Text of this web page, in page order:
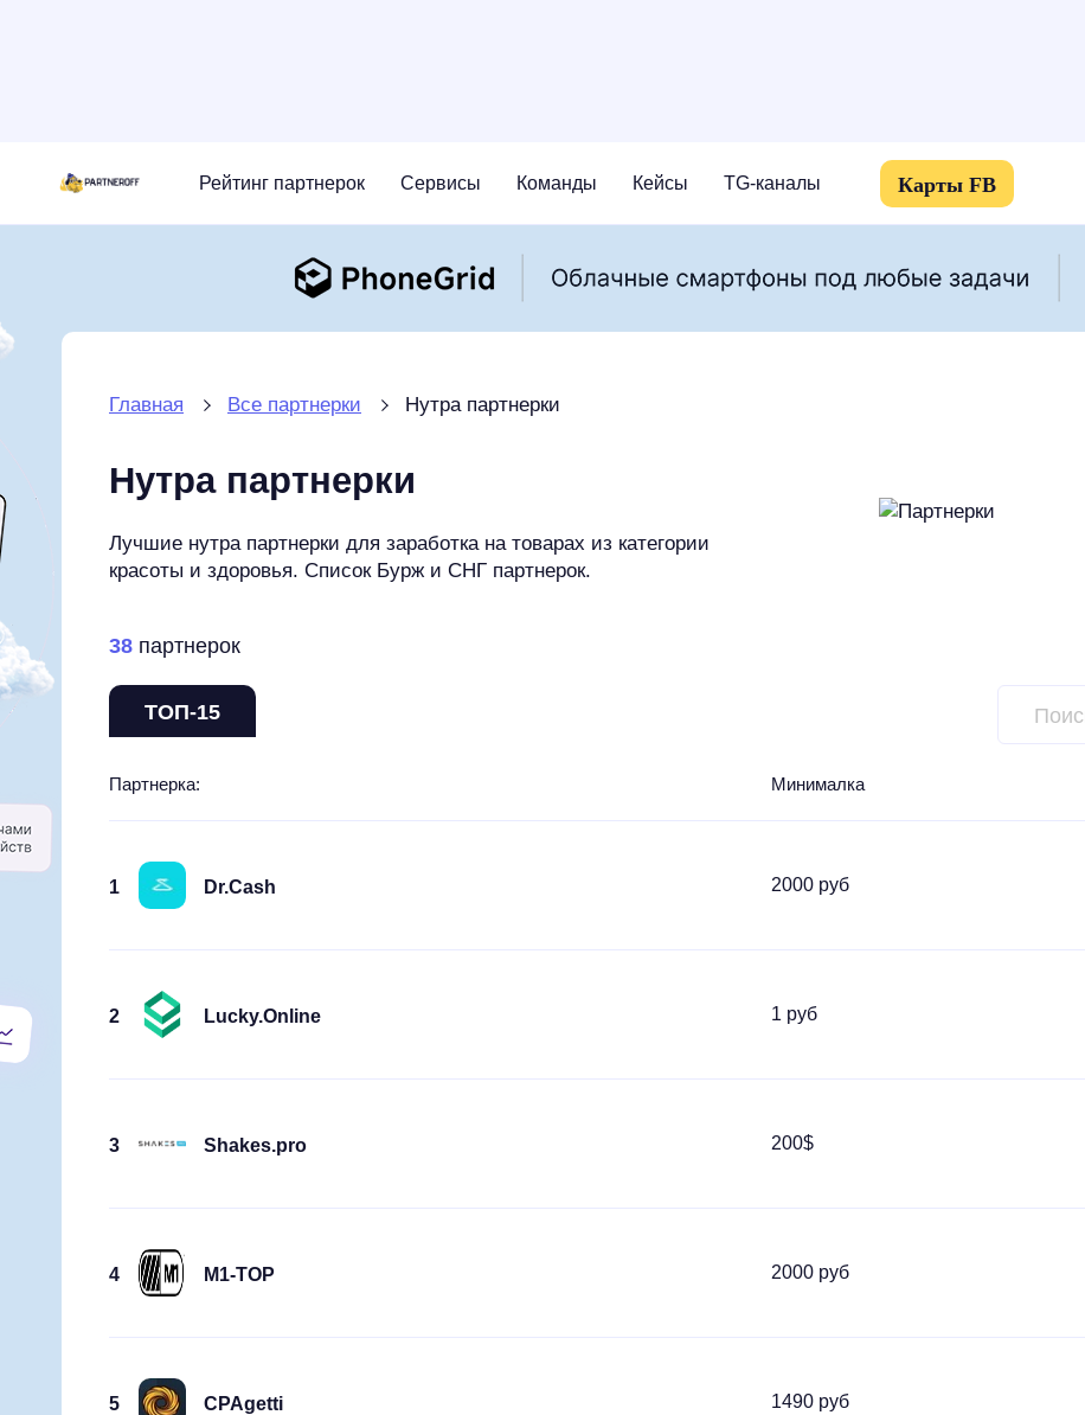
Рейтинг партнерок Сервисы Команды Кейсы TG-каналы Карты FB
Главная Все партнерки Нутра партнерки
Нутра партнерки
Лучшие нутра партнерки для заработка на товарах из категории
красоты и здоровья. Список Бурж и СНГ партнерок.
38 партнерок
ТОП-15
Партнерка: Минималка
1 Dr.Cash 2000 руб
2 Lucky.Online 1 руб
3 Shakes.pro 200$
4 M1-TOP 2000 руб
5 CPAgetti 1490 руб